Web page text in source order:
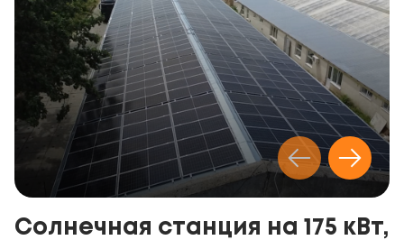
Солнечная станция на 175 кВт,